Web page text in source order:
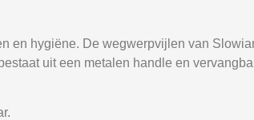
en hygiëne. De wegwerpvijlen van
uit een metalen handle en